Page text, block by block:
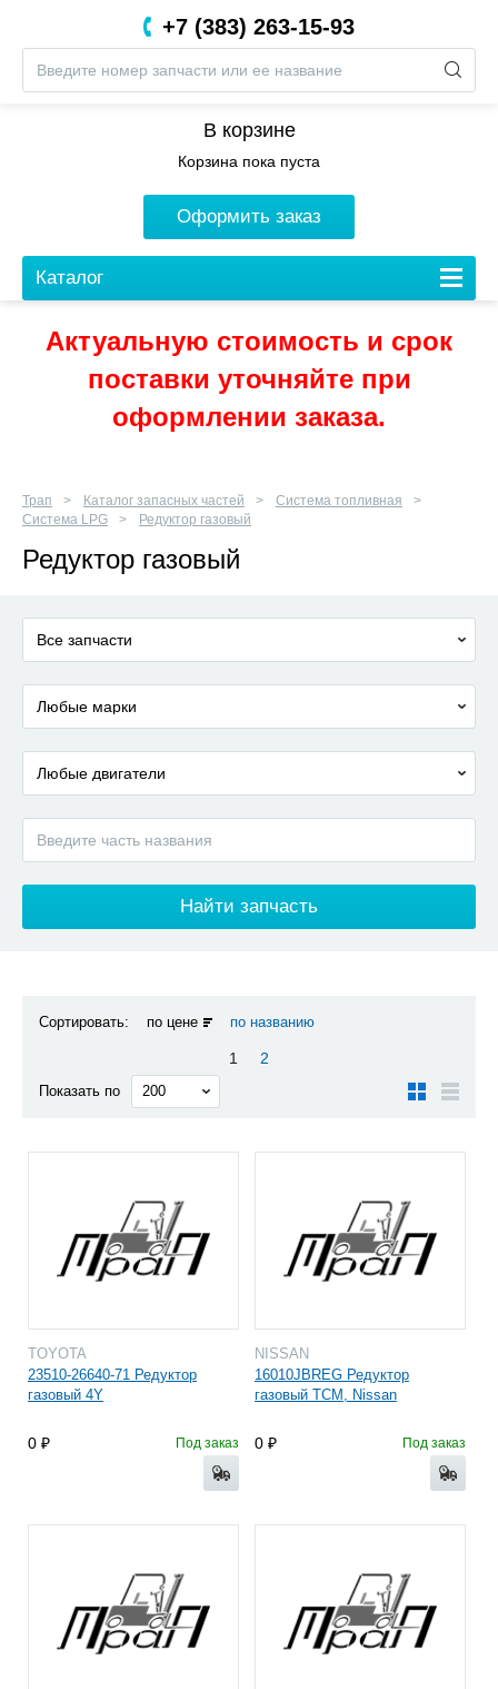
8 (800) 201-05-06
+7 (383) 263-15-93
В корзине
Корзина пока пуста
Оформить заказ
Каталог
Актуальную стоимость и срок
поставки уточняйте при
оформлении заказа.
Трап Каталог запасных частей
Система топливная
Система LPG
Редуктор газовый
Редуктор газовый
Сортировать: по цене по названию
1 2
Показать по
TOYOTA
23510-26640-71 Редуктор
газовый 4Y
0 Под заказ
NISSAN
16010JBREG Редуктор
газовый TCM, Nissan
0 Под заказ